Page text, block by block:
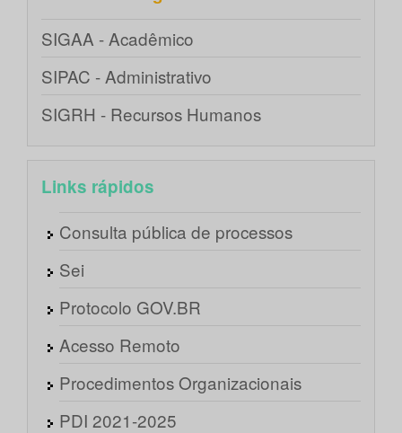
SIGAA - Acadêmico
SIPAC - Administrativo
SIGRH - Recursos Humanos
Links rápidos
Consulta pública de processos
Sei
Protocolo GOV.BR
Acesso Remoto
Procedimentos Organizacionais
PDI 2021-2025